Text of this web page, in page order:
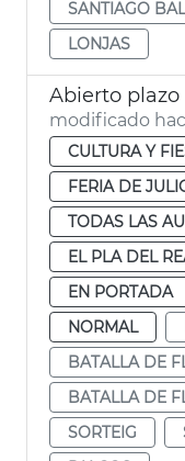
SANTIAGO
LONJAS
modificado
CULTURA Y
FERIA DE
TODAS LAS
EL PLA DEL
EN PORTADA
NORMAL
BATALLA DE
BATALLA DE
SORTEIG